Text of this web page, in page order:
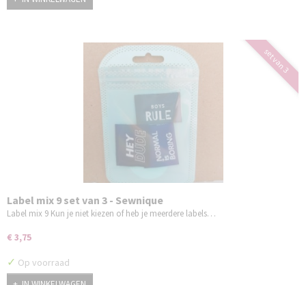
set van 3
Label mix 9 set van 3 - Sewnique
Label mix 9 Kun je niet kiezen of heb je meerdere labels…
€ 3,75
✓ Op voorraad